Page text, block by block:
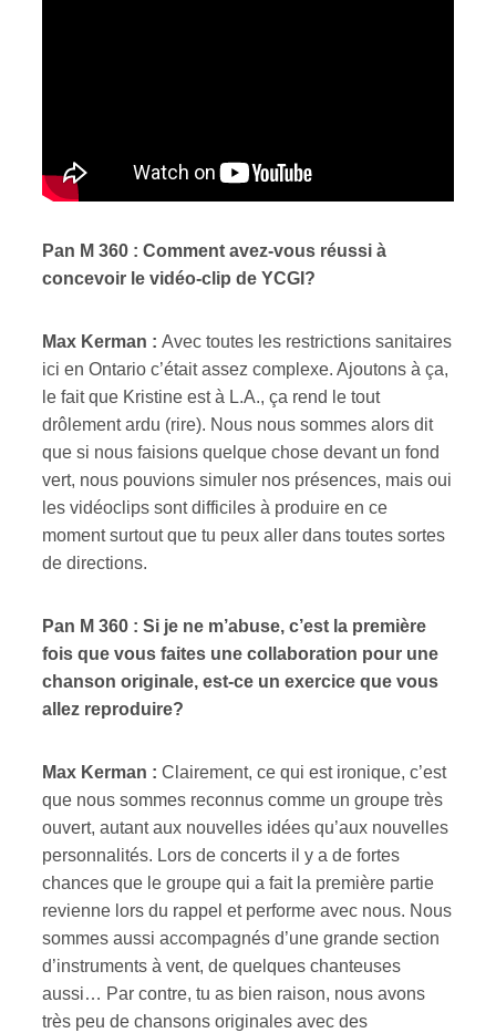
Pan M 360 : Comment avez-vous réussi à
concevoir le vidéo-clip de YCGI?
Max Kerman : Avec toutes les restrictions sanitaires
ici en Ontario c’était assez complexe. Ajoutons à ça,
le fait que Kristine est à L.A., ça rend le tout
drôlement ardu (rire). Nous nous sommes alors dit
que si nous faisions quelque chose devant un fond
vert, nous pouvions simuler nos présences, mais oui
les vidéoclips sont difficiles à produire en ce
moment surtout que tu peux aller dans toutes sortes
de directions.
Pan M 360 : Si je ne m’abuse, c’est la première
fois que vous faites une collaboration pour une
chanson originale, est-ce un exercice que vous
allez reproduire?
Max Kerman : Clairement, ce qui est ironique, c’est
que nous sommes reconnus comme un groupe très
ouvert, autant aux nouvelles idées qu’aux nouvelles
personnalités. Lors de concerts il y a de fortes
chances que le groupe qui a fait la première partie
revienne lors du rappel et performe avec nous. Nous
sommes aussi accompagnés d’une grande section
d’instruments à vent, de quelques chanteuses
aussi… Par contre, tu as bien raison, nous avons
très peu de chansons originales avec des